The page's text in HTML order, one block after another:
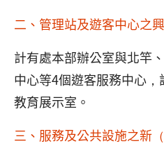
二、管理站及遊客中心之
計有處本部辦公室與北竿
中心等4個遊客服務中心
教育展示室。
三、服務及公共設施之新